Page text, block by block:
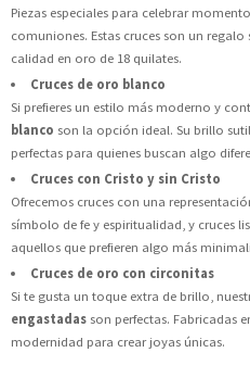
Piezas especiales para celebrar
comuniones. Estas cruces son un
calidad en oro de 18 quilates.
Cruces de oro blanco
Si prefieres un estilo más moderno y
blanco son la opción ideal. Su brillo
perfectas para quienes buscan algo
Cruces con Cristo y sin Cristo
Ofrecemos cruces con una
símbolo de fe y espiritualidad, y cruces
aquellos que prefieren algo más
Cruces de oro con circonitas
Si te gusta un toque extra de brillo,
engastadas son perfectas. Fabricadas
modernidad para crear joyas únicas.